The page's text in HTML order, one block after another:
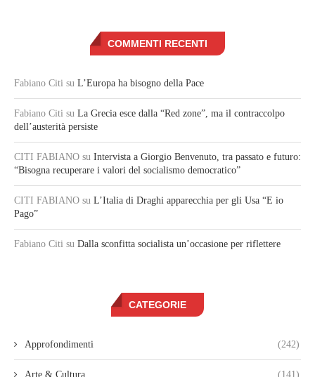
COMMENTI RECENTI
Fabiano Citi su L’Europa ha bisogno della Pace
Fabiano Citi su La Grecia esce dalla “Red zone”, ma il contraccolpo
dell’austerità persiste
CITI FABIANO su Intervista a Giorgio Benvenuto, tra passato e futuro:
“Bisogna recuperare i valori del socialismo democratico”
CITI FABIANO su L’Italia di Draghi apparecchia per gli Usa “E io
Pago”
Fabiano Citi su Dalla sconfitta socialista un’occasione per riflettere
CATEGORIE
Approfondimenti (242)
Arte & Cultura (141)